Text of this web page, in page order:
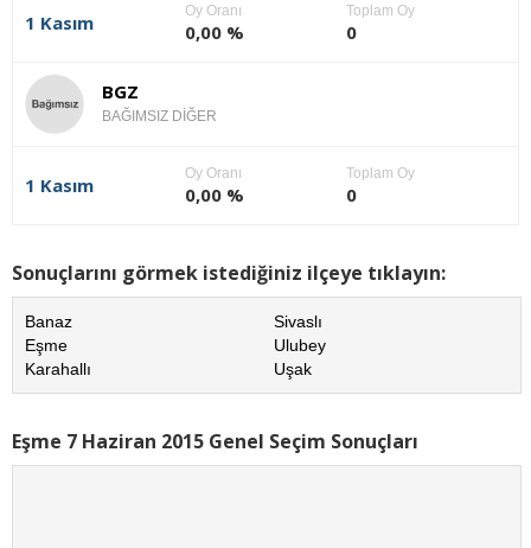
1 Kasım
Oy Oranı
0,00 %
Toplam Oy
0
BGZ
BAĞIMSIZ DİĞER
1 Kasım
Oy Oranı
0,00 %
Toplam Oy
0
Sonuçlarını görmek istediğiniz ilçeye tıklayın:
Banaz
Eşme
Karahallı
Sivaslı
Ulubey
Uşak
Eşme 7 Haziran 2015 Genel Seçim Sonuçları